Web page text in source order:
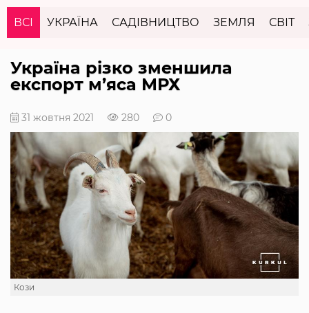
ВСІ УКРАЇНА САДІВНИЦТВО ЗЕМЛЯ СВІТ
Україна різко зменшила
експорт м’яса МРХ
31 жовтня 2021 280 0
Кози